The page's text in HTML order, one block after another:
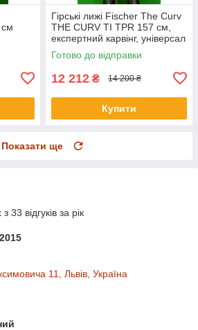
Гірські лижі Fischer The Curv
THE CURV TI TPR 157 см,
експертний карвінг, універсал
2024р б/у
Готово до відправки
12 212 ₴ 14 200 ₴
Купити
Показати ще
33 відгуків за рік
11, Львів, Україна